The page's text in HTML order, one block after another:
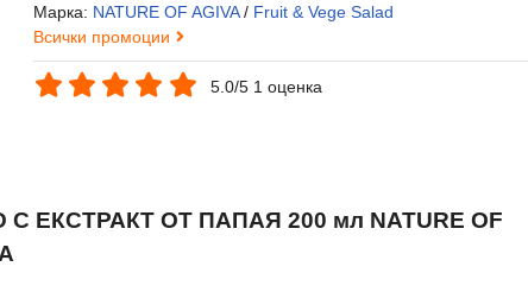
Марка: NATURE OF AGIVA/ Fruit & Vege Salad
Всички промоции
5.0/5 1 оценка
ЕКСТРАКТ ОТ ПАПАЯ 200 мл NATURE OF